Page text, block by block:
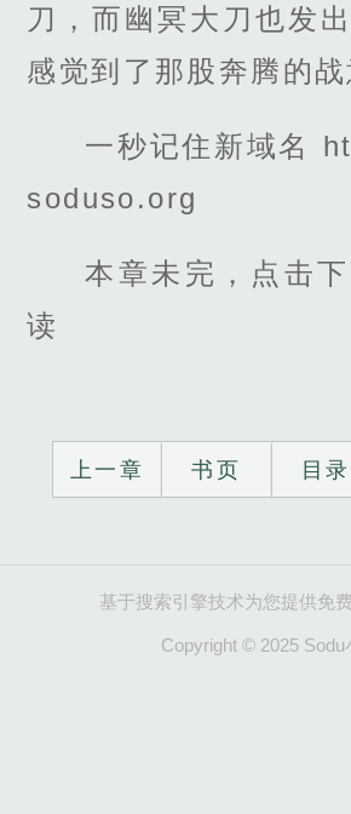
刀，而幽冥大刀也发
感觉到了那股奔腾的战
一秒记住新域名
soduso.org
本章未完，点击
读
上一章 书页 目录
基于搜索引擎技术为您提供免
Copyright © 2025 Sodu